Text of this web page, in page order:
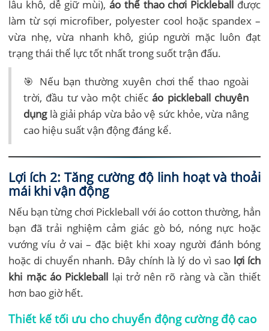
lâu khô, dễ giữ mùi), áo thể thao chơi Pickleball được
làm từ sợi microfiber, polyester cool hoặc spandex –
vừa nhẹ, vừa nhanh khô, giúp người mặc luôn đạt
trạng thái thể lực tốt nhất trong suốt trận đấu.
🎯 Nếu bạn thường xuyên chơi thể thao ngoài
trời, đầu tư vào một chiếcáo pickleball chuyên
dụnglà giải pháp vừa bảo vệ sức khỏe, vừa nâng
cao hiệu suất vận động đáng kể.
Lợi ích 2: Tăng cường độ linh hoạt và thoải
mái khi vận động
Nếu bạn từng chơi Pickleball với áo cotton thường, hẳn
bạn đã trải nghiệm cảm giác gò bó, nóng nực hoặc
vướng víu ở vai – đặc biệt khi xoay người đánh bóng
hoặc di chuyển nhanh. Đây chính là lý do vì sao lợi ích
khi mặc áo Pickleball lại trở nên rõ ràng và cần thiết
hơn bao giờ hết.
Thiết kế tối ưu cho chuyển động cường độ cao